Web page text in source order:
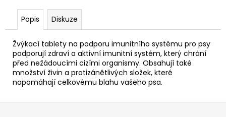
Popis Diskuze
Žvýkací tablety na podporu imunitního systému pro psy
podporují zdraví a aktivní imunitní systém, který chrání
před nežádoucími cizími organismy. Obsahují také
množství živin a protizánětlivých složek, které
napomáhají celkovému blahu vašeho psa.
KOČKY
HOVĚZÍ
60G
22
Kč
Z